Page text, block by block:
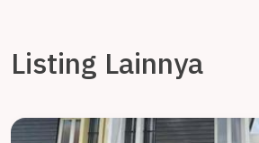
Listing Lainnya